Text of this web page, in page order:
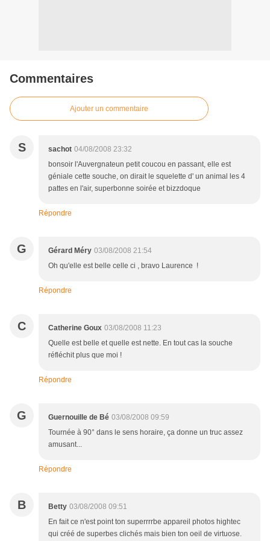
Commentaires
Ajouter un commentaire
S sachot 04/08/2008 23:32
bonsoir l'Auvergnateun petit coucou en passant, elle est
géniale cette souche, on dirait le squelette d' un animal les 4
pattes en l'air, superbonne soirée et bizzdoque
Répondre
G Gérard Méry 03/08/2008 21:54
Oh qu'elle est belle celle ci , bravo Laurence !
Répondre
C Catherine Goux 03/08/2008 11:23
Quelle est belle et quelle est nette. En tout cas la souche
réfléchit plus que moi !
Répondre
G Guernouille de Bé 03/08/2008 09:59
Tournée à 90° dans le sens horaire, ça donne un truc assez
amusant...
Répondre
B Betty 03/08/2008 09:51
En fait ce n'est point ton superrrrbe appareil photos hightec
qui créé de superbes clichés mais bien ton oeil de virtuose.